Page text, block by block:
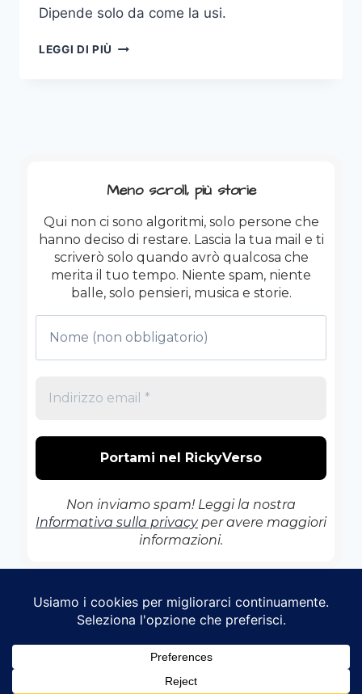
Dipende solo da come la usi.
LEGGI DI PIÙ “L’HA
Meno scroll, più storie
Qui non ci sono algoritmi, solo persone che
hanno deciso di restare. Lascia la tua mail e ti
scriverò solo quando avrò qualcosa che
merita il tuo tempo. Niente spam, niente
balle, solo pensieri, musica e storie.
Non inviamo spam! Leggi la nostra
Informativa sulla privacyper avere maggiori
informazioni.
Kadence WP